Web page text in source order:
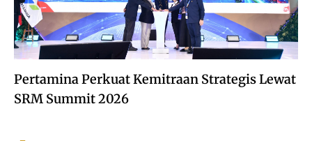
Pertamina Perkuat Kemitraan Strategis Lewat
SRM Summit 2026